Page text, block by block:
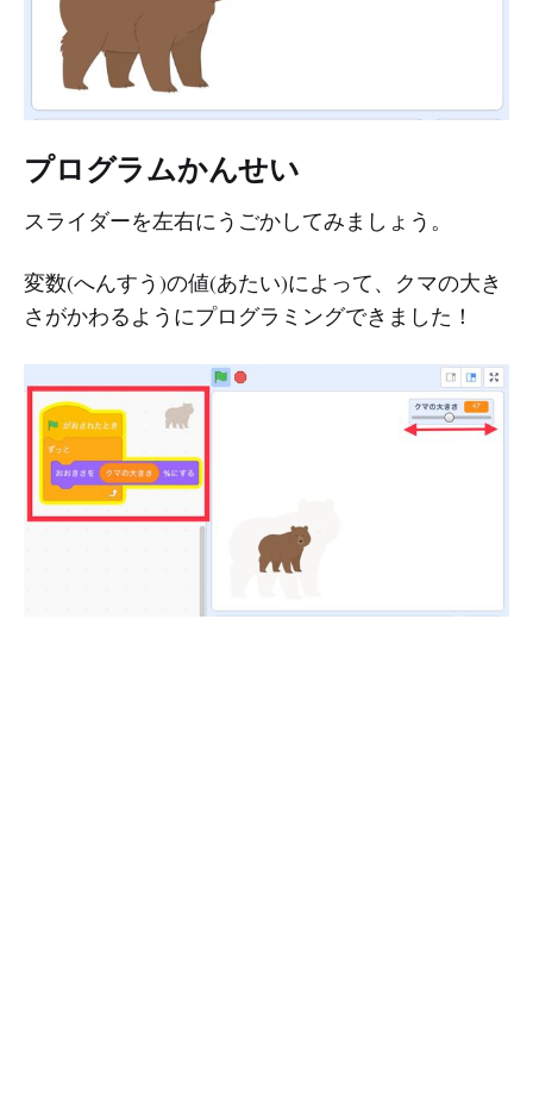
プログラムかんせい
スライダーを左右にうごかしてみましょう。
変数(へんすう)の値(あたい)によって、クマの大き
さがかわるようにプログラミングできました！